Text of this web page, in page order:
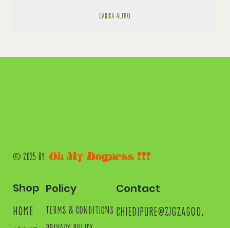
Carica altro
© 2025 by Oh My Dogness !!!
Shop
home
Policy
terms & conditions
Contact
chiedipure@zigzagoo.